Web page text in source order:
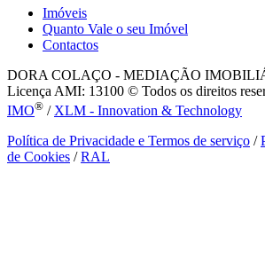
Imóveis
Quanto Vale o seu Imóvel
Contactos
DORA COLAÇO - MEDIAÇÃO
Licença AMI: 13100 © Todos os direitos
IMO® / XLM - Innovation & Technology
Política de Privacidade e Termos de serviço /
de Cookies /RAL